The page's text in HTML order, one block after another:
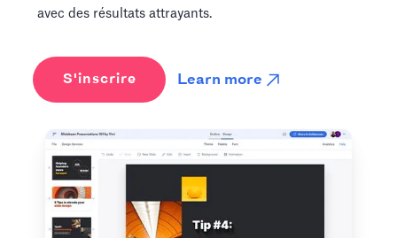
avec des résultats attrayants.
S'inscrire Learn more